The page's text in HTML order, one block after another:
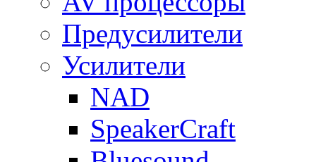
Предусилители
Усилители
NAD
SpeakerCraft